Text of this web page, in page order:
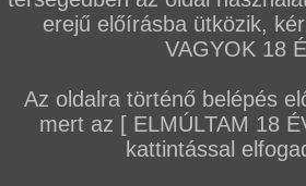
Falánk punci
Cameron és Nikky
104 kép
erejű előírásba ütközik,
VAGYOK 18
Az oldalra történő belépés
mert az [ ELMÚLTAM 18
kattintással